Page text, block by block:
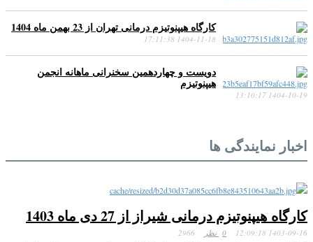
کارگاه هیپنوتیزم درمانی تهران از 23 بهمن ماه 1404
1404-11-18 17:11:38
دویست و چهاردهمین سخنرانی ماهانه انجمن
هیپنوتیزم
1404-10-19 13:10:17
اخبار نمایندگی ها
کارگاه هیپنوتیزم درمانی شیراز از 27 دی ماه 1403
1403-09-16 12:09:18
2966